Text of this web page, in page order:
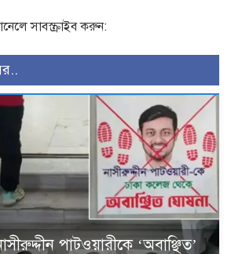
সাবস্ক্রাইব করুন:
পাটওয়ারীকে ‘অবাঞ্ছিত’